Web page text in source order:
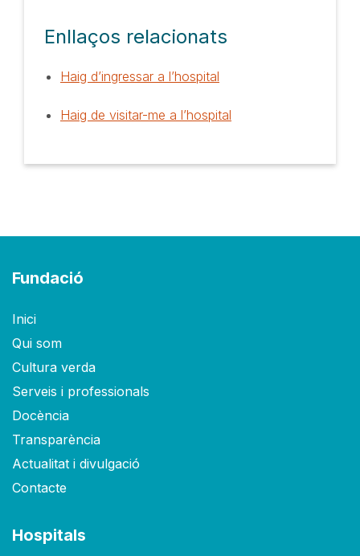
Enllaços relacionats
Haig d’ingressar a l’hospital
Haig de visitar-me a l’hospital
Fundació
Inici
Qui som
Cultura verda
Serveis i professionals
Docència
Transparència
Actualitat i divulgació
Contacte
Hospitals